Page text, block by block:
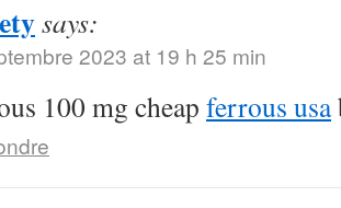
says:
2023 at 19 h 25 min
100 mg cheap ferrous usa